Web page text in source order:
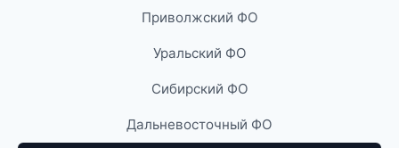
Приволжский ФО
Уральский ФО
Сибирский ФО
Дальневосточный ФО